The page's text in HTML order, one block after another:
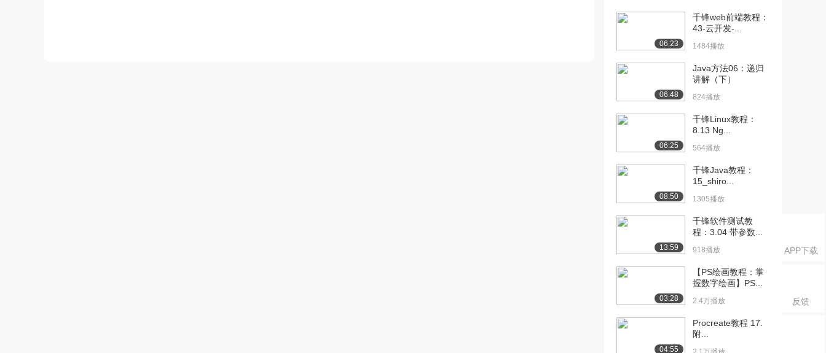
APP下载
反馈
[14] 千锋Java教程：
10:27
[15] 千锋Java教程：
10:31
06:23
千锋web前端教程：
43-云开发-...
1484播放
06:48
Java方法06：递归
讲解（下）
824播放
06:25
千锋Linux教程：
8.13 Ng...
564播放
08:50
千锋Java教程：
15_shiro...
1305播放
13:59
千锋软件测试教
程：3.04 带参数...
918播放
03:28
【PS绘画教程：掌
握数字绘画】PS...
2.4万播放
04:55
Procreate教程 17.
附...